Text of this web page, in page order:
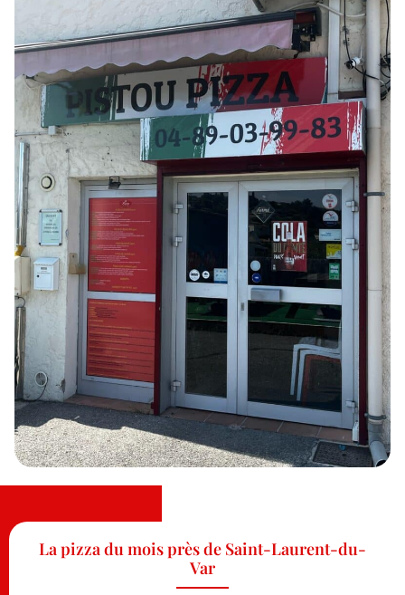
La pizza du mois près de Saint-Laurent-du-
Var